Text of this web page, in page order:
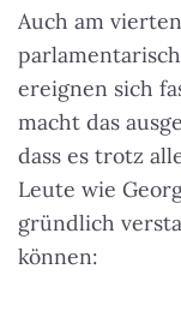
Auch am
ereignen sich
macht das
dass es trotz
Leute wie
gründlich
können: